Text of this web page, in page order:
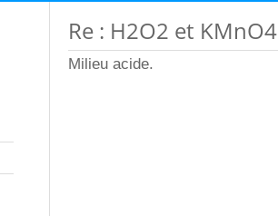
Re : H2O2 et KMnO4
Milieu acide.